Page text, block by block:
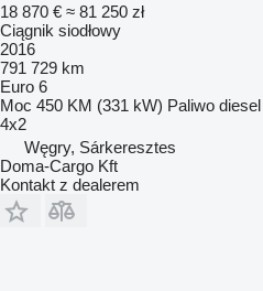
18 870 € ≈ 81 250 zł
Ciągnik siodłowy
2016
791 729 km
Euro 6
Moc 450 KM (331 kW) Paliwo diesel
4x2
Węgry, Sárkeresztes
Doma-Cargo Kft
Kontakt z dealerem